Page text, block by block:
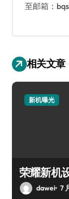
至邮箱：
相关文章
新机曝光
荣耀新机
dawei 7